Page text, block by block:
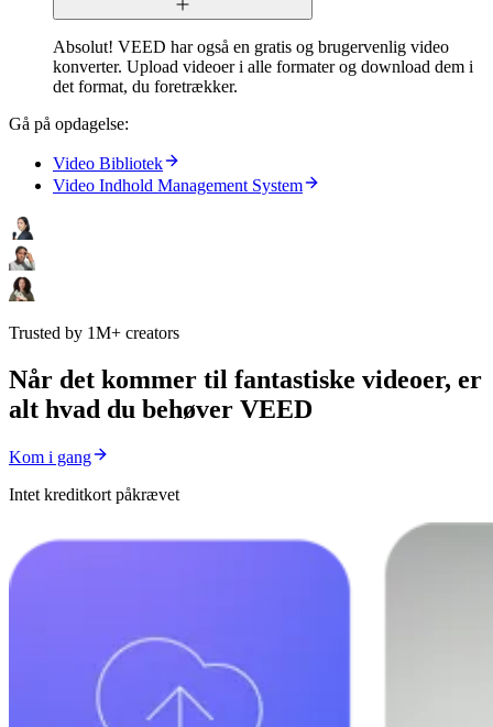
Absolut! VEED har også en gratis og brugervenlig video
konverter. Upload videoer i alle formater og download dem i
det format, du foretrækker.
Gå på opdagelse:
Video Bibliotek
Video Indhold Management System
Trusted by 1M+ creators
Når det kommer til fantastiske videoer, er
alt hvad du behøver VEED
Kom i gang
Intet kreditkort påkrævet